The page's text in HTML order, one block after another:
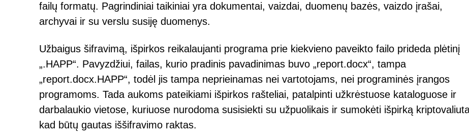
failų formatų. Pagrindiniai taikiniai yra dokumentai, vaizdai, duomenų bazės, vaizdo įrašai,
archyvai ir su verslu susiję duomenys.
Užbaigus šifravimą, išpirkos reikalaujanti programa prie kiekvieno paveikto failo prideda plėtinį
„.HAPP“. Pavyzdžiui, failas, kurio pradinis pavadinimas buvo „report.docx“, tampa
„report.docx.HAPP“, todėl jis tampa neprieinamas nei vartotojams, nei programinės įrangos
programoms. Tada aukoms pateikiami išpirkos rašteliai, patalpinti užkrėstuose kataloguose ir
darbalaukio vietose, kuriuose nurodoma susisiekti su užpuolikais ir sumokėti išpirką
kad būtų gautas iššifravimo raktas.